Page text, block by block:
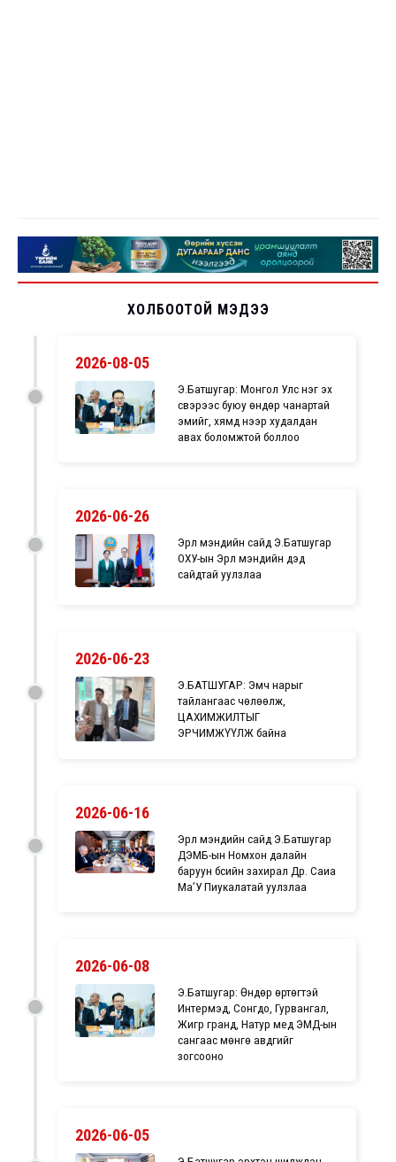
ХОЛБООТОЙ МЭДЭЭ
2026-08-05
Э.Батшугар: Монгол Улс нэг эх
үүсвэрээс буюу өндөр чанартай
эмийг, хямд үнээр худалдан
авах боломжтой боллоо
2026-06-26
Эрүүл мэндийн сайд Э.Батшугар
ОХУ-ын Эрүүл мэндийн дэд
сайдтай уулзлаа
2026-06-23
Э.БАТШУГАР: Эмч нарыг
тайлангаас чөлөөлж,
ЦАХИМЖИЛТЫГ
ЭРЧИМЖҮҮЛЖ байна
2026-06-16
Эрүүл мэндийн сайд Э.Батшугар
ДЭМБ-ын Номхон далайн
баруун бүсийн захирал Др. Саиа
Ма’У Пиукалатай уулзлаа
2026-06-08
Э.Батшугар: Өндөр өртөгтэй
Интeрмэд, Сонгдо, Гурвангал,
Жигүүр гранд, Натур мeд ЭМД-ын
сангаас мөнгө авдгийг
зогсооно
2026-06-05